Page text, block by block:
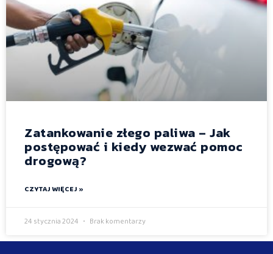
Zatankowanie złego paliwa – Jak
postępować i kiedy wezwać pomoc
drogową?
CZYTAJ WIĘCEJ »
24 stycznia 2024 Brak komentarzy